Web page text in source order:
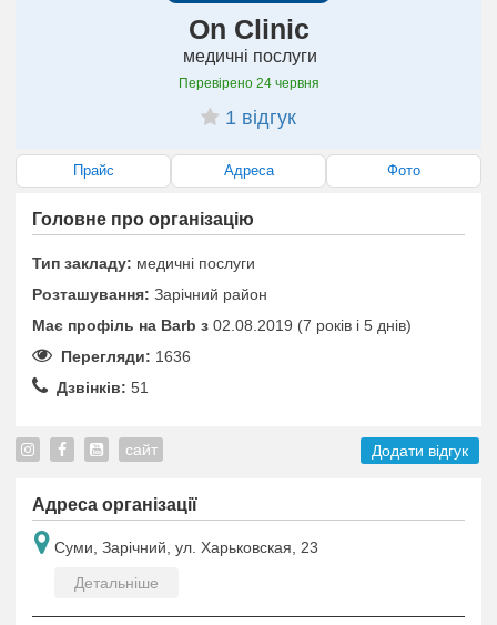
On Clinic
медичні послуги
Перевірено 24 червня
1 відгук
Прайс Адреса Фото
Головне про організацію
Тип закладу: медичні послуги
Розташування: Зарічний район
Має профіль на Barb з 02.08.2019 (7 років i 5 днів)
Перегляди: 1636
Дзвінків: 51
сайт Додати відгук
Адреса організації
Суми, Зарічний, ул. Харьковская, 23
Детальніше